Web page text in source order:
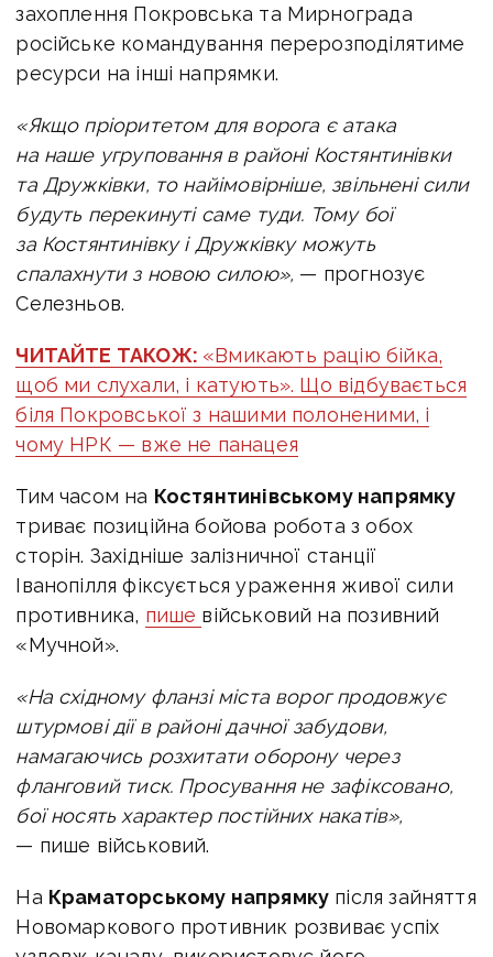
захоплення Покровська та Мирнограда
російське командування перерозподілятиме
ресурси на інші напрямки.
«Якщо пріоритетом для ворога є атака
на наше угруповання в районі Костянтинівки
та Дружківки, то найімовірніше, звільнені сили
будуть перекинуті саме туди. Тому бої
за Костянтинівку і Дружківку можуть
спалахнути з новою силою», — прогнозує
Селезньов.
ЧИТАЙТЕ ТАКОЖ: «Вмикають рацію бійка,
щоб ми слухали, і катують». Що відбувається
біля Покровської з нашими полоненими, і
чому НРК — вже не панацея
Тим часом на Костянтинівському напрямку
триває позиційна бойова робота з обох
сторін. Західніше залізничної станції
Іванопілля фіксується ураження живої сили
противника, пише військовий на позивний
«Мучной».
«На східному фланзі міста ворог продовжує
штурмові дії в районі дачної забудови,
намагаючись розхитати оборону через
фланговий тиск. Просування не зафіксовано,
бої носять характер постійних накатів»,
— пише військовий.
На Краматорському напрямку після зайняття
Новомаркового противник розвиває успіх